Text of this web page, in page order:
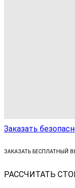
Заказать
ЗАКАЗАТЬ БЕСПЛАТНЫЙ
РАССЧИТАТЬ